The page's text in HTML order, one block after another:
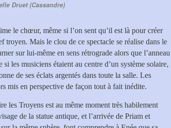
Druet (Cassandre)
le chœur, même si l’on sent qu’il est là pour créer
troyen. Mais le clou de ce spectacle se réalise dans le
sur lui-même en sens rétrograde alors que l’anneau
les musiciens étaient au centre d’un système solaire,
de ses éclats argentés dans toute la salle. Les
mis en perspective de façon tout à fait inédite.
les Troyens est au même moment très habilement
de la statue antique, et l’arrivée de Priam et